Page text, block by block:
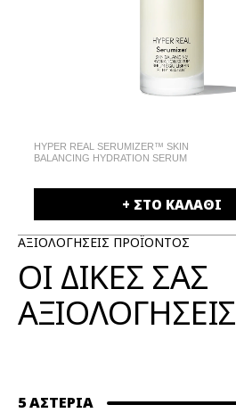
HYPER REAL SERUMIZER™ SKIN
BALANCING HYDRATION SERUM
+ ΣΤΟ ΚΑΛΑΘΙ
ΑΞΙΟΛΟΓΗΣΕΙΣ ΠΡΟΪΟΝΤΟΣ
ΟΙ ΔΙΚΕΣ ΣΑΣ
ΑΞΙΟΛΟΓΗΣΕΙΣ
5 ΑΣΤΈΡΙΑ